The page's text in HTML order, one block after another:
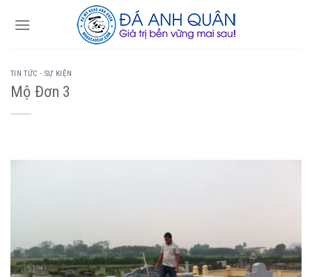
TIN TỨC - SỰ KIỆN
Mộ Đơn 3